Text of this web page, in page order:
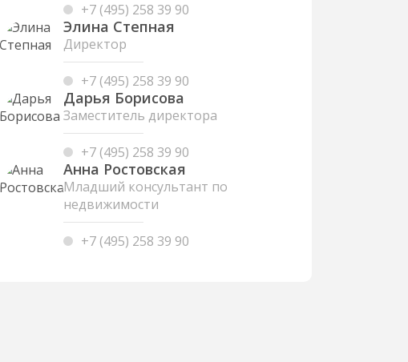
+7 (495) 258 39 90
Элина Степная
Директор
+7 (495) 258 39 90
Дарья Борисова
Заместитель директора
+7 (495) 258 39 90
Анна Ростовская
Младший консультант по
недвижимости
+7 (495) 258 39 90